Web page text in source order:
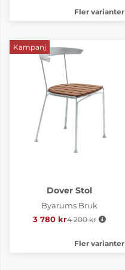
Fler varianter
Kampanj
Dover Stol
Byarums Bruk
3 780 kr Ordinarie pris:
4 200 kr
Fler varianter